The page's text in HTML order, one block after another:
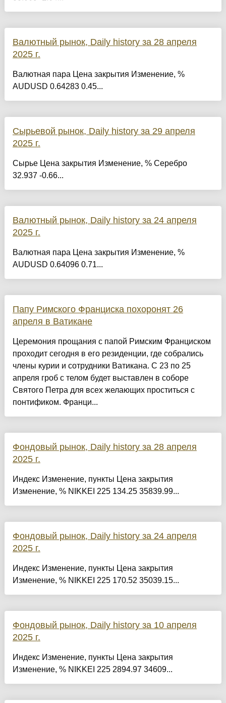
Валютный рынок, Daily history за 28 апреля
2025 г.
Валютная пара Цена закрытия Изменение, %
AUDUSD 0.64283 0.45...
Сырьевой рынок, Daily history за 29 апреля
2025 г.
Сырье Цена закрытия Изменение, % Серебро
32.937 -0.66...
Валютный рынок, Daily history за 24 апреля
2025 г.
Валютная пара Цена закрытия Изменение, %
AUDUSD 0.64096 0.71...
Папу Римского Франциска похоронят 26
апреля в Ватикане
Церемония прощания с папой Римским Франциском
проходит сегодня в его резиденции, где собрались
члены курии и сотрудники Ватикана. С 23 по 25
апреля гроб с телом будет выставлен в соборе
Святого Петра для всех желающих проститься с
понтификом. Франци...
Фондовый рынок, Daily history за 28 апреля
2025 г.
Индекс Изменение, пункты Цена закрытия
Изменение, % NIKKEI 225 134.25 35839.99...
Фондовый рынок, Daily history за 24 апреля
2025 г.
Индекс Изменение, пункты Цена закрытия
Изменение, % NIKKEI 225 170.52 35039.15...
Фондовый рынок, Daily history за 10 апреля
2025 г.
Индекс Изменение, пункты Цена закрытия
Изменение, % NIKKEI 225 2894.97 34609...